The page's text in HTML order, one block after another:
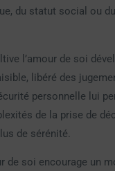
du statut social ou
l’amour de soi
libéré des
personnelle lui
de la prise de
de sérénité.
de soi encourage un